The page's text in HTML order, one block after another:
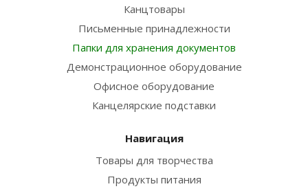
Канцтовары
Письменные принадлежности
Папки для хранения документов
Демонстрационное оборудование
Офисное оборудование
Канцелярские подставки
Навигация
Товары для творчества
Продукты питания